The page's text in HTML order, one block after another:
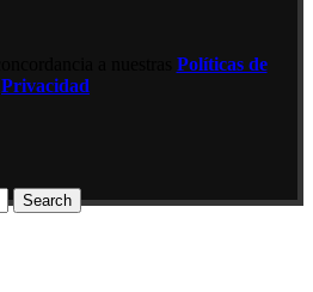
Políticas de
Privacidad
Search